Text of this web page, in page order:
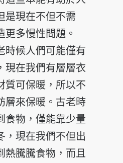
是現在不但不需
更多慢性問題。
時候人們可能僅有
現在我們有層層衣
質可保暖，所以不
層來保暖。古老時
食物，僅能靠少量
，現在我們不但出
熱騰騰食物，而且